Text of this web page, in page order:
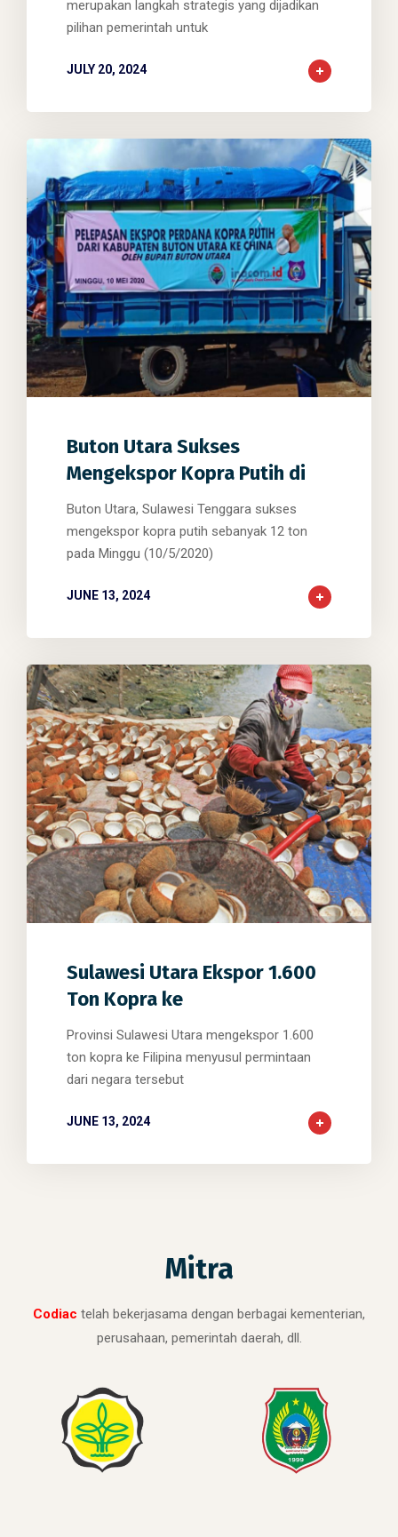
merupakan langkah strategis yang dijadikan
pilihan pemerintah untuk
JULY 20, 2024
0
Buton Utara Sukses
Mengekspor Kopra Putih di
Buton Utara, Sulawesi Tenggara sukses
mengekspor kopra putih sebanyak 12 ton
pada Minggu (10/5/2020)
JUNE 13, 2024
0 0 0
Sulawesi Utara Ekspor 1.600
Ton Kopra ke
Provinsi Sulawesi Utara mengekspor 1.600
ton kopra ke Filipina menyusul permintaan
dari negara tersebut
JUNE 13, 2024
Mitra
Codiac telah bekerjasama dengan berbagai kementerian,
perusahaan, pemerintah daerah, dll.